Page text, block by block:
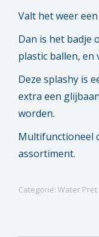
Valt het weer
Dan is het badje
plastic ballen, en
Deze splashy is
extra een
worden.
Multifunctioneel
assortiment.
Categorie: Water Pret